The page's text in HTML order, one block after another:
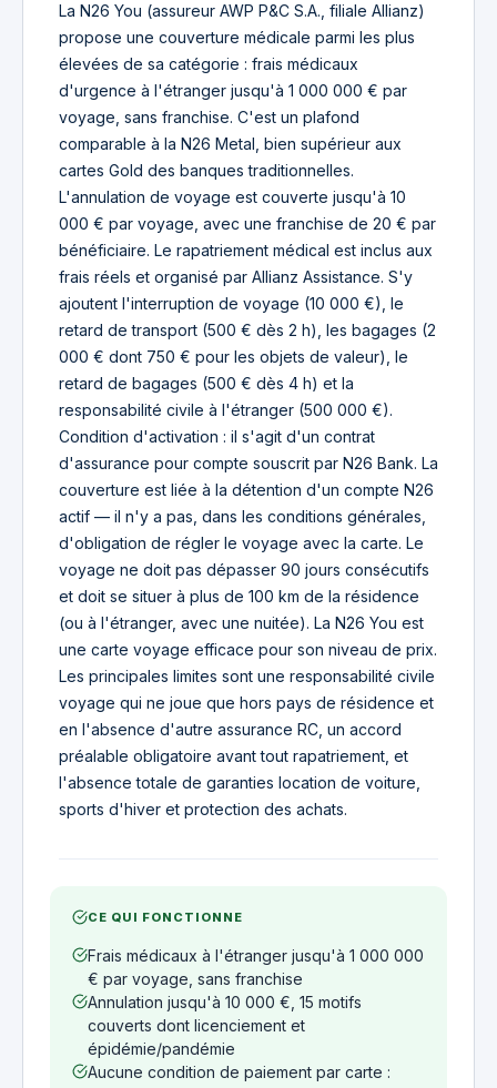
La N26 You (assureur AWP P&C S.A., filiale Allianz)
propose une couverture médicale parmi les plus
élevées de sa catégorie : frais médicaux
d'urgence à l'étranger jusqu'à 1 000 000 € par
voyage, sans franchise. C'est un plafond
comparable à la N26 Metal, bien supérieur aux
cartes Gold des banques traditionnelles.
L'annulation de voyage est couverte jusqu'à 10
000 € par voyage, avec une franchise de 20 € par
bénéficiaire. Le rapatriement médical est inclus aux
frais réels et organisé par Allianz Assistance. S'y
ajoutent l'interruption de voyage (10 000 €), le
retard de transport (500 € dès 2 h), les bagages (2
000 € dont 750 € pour les objets de valeur), le
retard de bagages (500 € dès 4 h) et la
responsabilité civile à l'étranger (500 000 €).
Condition d'activation : il s'agit d'un contrat
d'assurance pour compte souscrit par N26 Bank. La
couverture est liée à la détention d'un compte N26
actif — il n'y a pas, dans les conditions générales,
d'obligation de régler le voyage avec la carte. Le
voyage ne doit pas dépasser 90 jours consécutifs
et doit se situer à plus de 100 km de la résidence
(ou à l'étranger, avec une nuitée). La N26 You est
une carte voyage efficace pour son niveau de prix.
Les principales limites sont une responsabilité civile
voyage qui ne joue que hors pays de résidence et
en l'absence d'autre assurance RC, un accord
préalable obligatoire avant tout rapatriement, et
l'absence totale de garanties location de voiture,
sports d'hiver et protection des achats.
CE QUI FONCTIONNE
Frais médicaux à l'étranger jusqu'à 1 000 000
€ par voyage, sans franchise
Annulation jusqu'à 10 000 €, 15 motifs
couverts dont licenciement et
épidémie/pandémie
Aucune condition de paiement par carte :